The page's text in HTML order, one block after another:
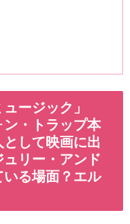
ージック」
・トラップ本
して映画に出
リー・アンド
いる場面？エル